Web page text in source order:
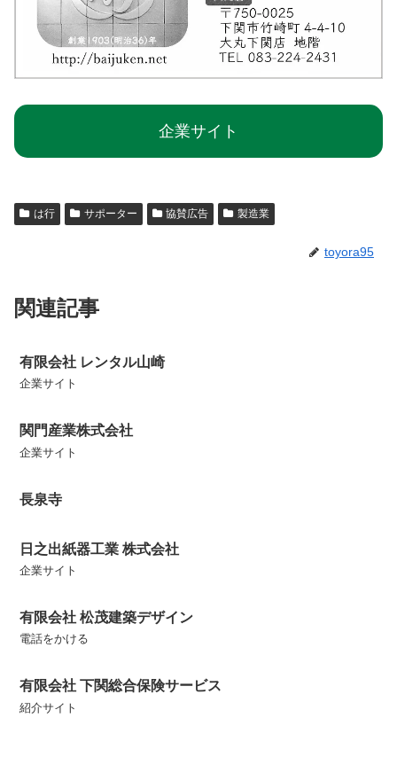
企業サイト
は行 サポーター 協賛広告 製造業
toyora95
関連記事
有限会社 レンタル山崎
企業サイト
関門産業株式会社
企業サイト
長泉寺
日之出紙器工業 株式会社
企業サイト
有限会社 松茂建築デザイン
電話をかける
有限会社 下関総合保険サービス
紹介サイト